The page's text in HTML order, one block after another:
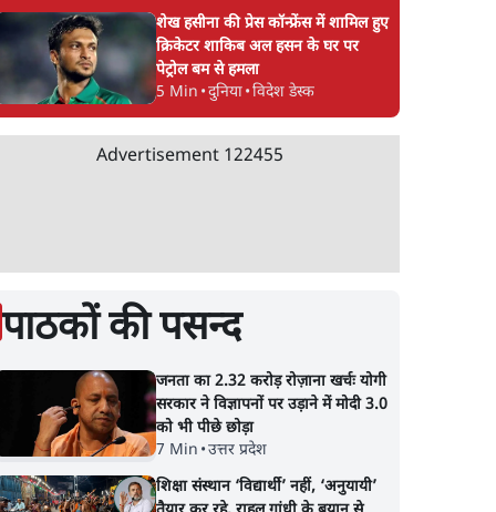
शेख हसीना की प्रेस कॉन्फ्रेंस में शामिल हुए
क्रिकेटर शाकिब अल हसन के घर पर
पेट्रोल बम से हमला
5 Min •दुनिया•विदेश डेस्क
Advertisement 122455
पाठकों की पसन्द
जनता का 2.32 करोड़ रोज़ाना खर्चः योगी
सरकार ने विज्ञापनों पर उड़ाने में मोदी 3.0
को भी पीछे छोड़ा
7 Min •उत्तर प्रदेश
शिक्षा संस्थान ‘विद्यार्थी’ नहीं, ‘अनुयायी’